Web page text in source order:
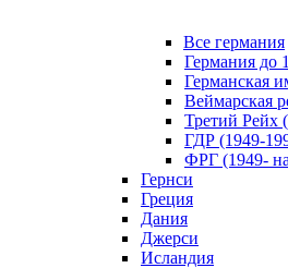
Все германия
Германия до
Германская
Веймарская
Третий Рейх
ГДР (1949-
ФРГ (1949-
Гернси
Греция
Дания
Джерси
Исландия